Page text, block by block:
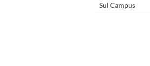
Sul Campus